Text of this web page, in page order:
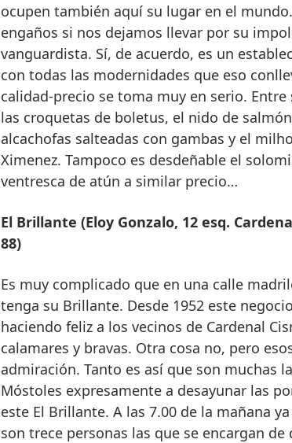
ocupen también aquí su lugar en el
engaños si nos dejamos llevar por su
vanguardista. Sí, de acuerdo, es un
con todas las modernidades que eso
calidad-precio se toma muy en serio.
las croquetas de boletus, el nido de
alcachofas salteadas con gambas y el
Ximenez. Tampoco es desdeñable el
ventresca de atún a similar precio…
El Brillante (Eloy Gonzalo, 12 esq.
88)
Es muy complicado que en una calle
tenga su Brillante. Desde 1952 este
haciendo feliz a los vecinos de Cardenal
calamares y bravas. Otra cosa no, pero
admiración. Tanto es así que son muchas
Móstoles expresamente a desayunar las
este El Brillante. A las 7.00 de la mañana
son trece personas las que se encargan